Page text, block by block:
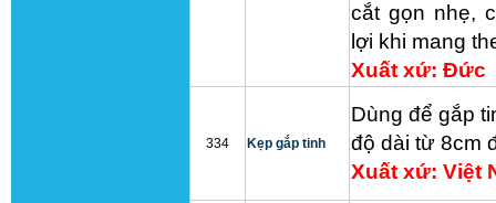
cắt gọn nhẹ,
lợi khi mang
Xuất xứ: Đức
334 Kẹp gắp tinh
Dùng để gắp
độ dài từ 8cm
Xuất xứ: Việt